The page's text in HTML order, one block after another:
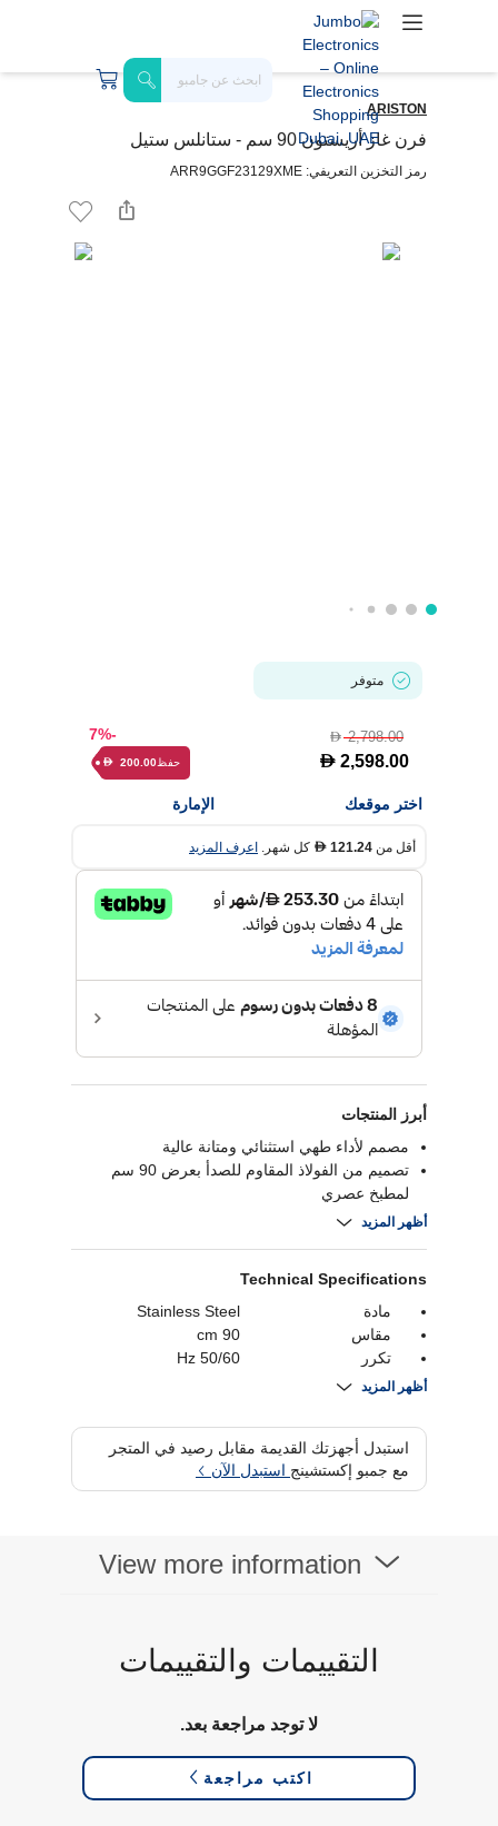
ARISTON
فرن غاز أريستون 90 سم - ستانلس ستيل
رمز التخزين التعريفي: ARR9GGF23129XME
متوفر
D2,798.00
D 2,598.00
-7%
حفظ D 200.00
اختر موقعك الإمارة
أقل من D 121.24 كل شهر. اعرف المزيد
أبرز المنتجات
مصمم لأداء طهي استثنائي ومتانة عالية
تصميم من الفولاذ المقاوم للصدأ بعرض 90 سم
لمطبخ عصري
مزود بـ5 شعلات قوية لاستخدامات طهي متنوعة
أظهر المزيد
Technical Specifications
مادة
Stainless Steel
مقاس
90 cm
تكرر
50/60 Hz
ابعاد المنتج
مزود الطاقة
220-240 Volts
نوع التثبيت
Free-standing
سعة
106 Liters
أظهر المزيد
استبدل أجهزتك القديمة مقابل رصيد في المتجر
مع جمبو إكستشينج استبدل الآن
View more information
التقييمات والتقييمات
لا توجد مراجعة بعد.
اكتب مراجعة